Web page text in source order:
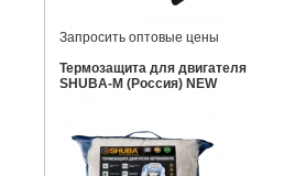
Запросить оптовые цены
Термозащита для двигателя
SHUBA-M (Россия) NEW